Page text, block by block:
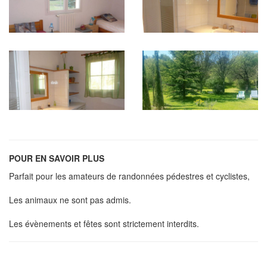
POUR EN SAVOIR PLUS
Parfait pour les amateurs de randonnées pédestres et cyclistes,
Les animaux ne sont pas admis.
Les évènements et fêtes sont strictement interdits.